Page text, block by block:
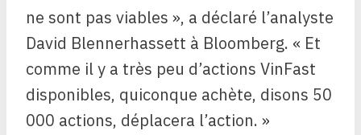
ne sont pas viables », a déclaré l’analyste
David Blennerhassett à Bloomberg. « Et
comme il y a très peu d’actions VinFast
disponibles, quiconque achète, disons 50
000 actions, déplacera l’action. »